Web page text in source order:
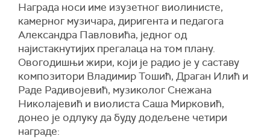
Награда носи име изузетног виолинисте,
камерног музичара, диригента и педагога
Александра Павловића, једног од
најистакнутијих прегалаца на том плану.
Овогодишњи жири, који је радио је у саставу
композитори Владимир Тошић, Драган Илић и
Раде Радивојевић, музиколог Снежана
Николајевић и виолиста Саша Мирковић,
донео је одлуку да буду додељене четири
награде: